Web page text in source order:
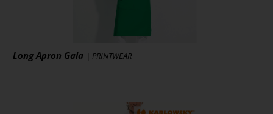
Long Apron Gala | PRINTWEAR
ab 8,74 € *